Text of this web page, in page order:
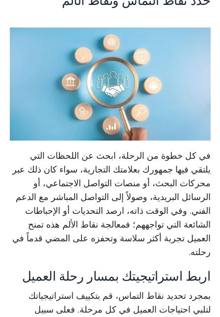
في كل خطوة من الرحلة، ابحث عن اللحظات التي
يلتقي فيها جمهورك بعلامتك التجارية، سواء كان ذلك عبر
محركات البحث، أو منصات التواصل الاجتماعي، أو
الرسائل البريدية، وصولاً إلى التواصل المباشر مع الدعم
الفني. وفي الوقت ذاته، ارصد التحديات أو الإحباطات
الشائعة التي تواجههم؛ فمعالجة نقاط الألم هذه تمنح
العميل تجربة أكثر سلاسة وتحفزه على المضي قدماً في
رحلته.
اربط استراتيجيتك بمسار رحلة العميل
بمجرد تحديد نقاط التماس، قم بتكييف استراتيجياتك
لتلبي احتياجات العميل في كل مرحلة. فعلى سبيل